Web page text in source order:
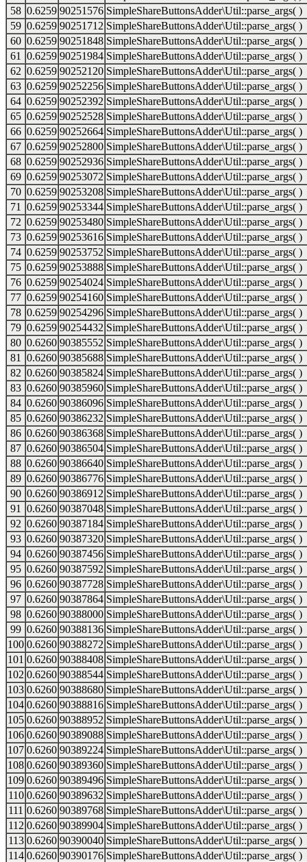
58 0.6259 90251576 SimpleShareButtonsAdder\Util::parse_args( )
59 0.6259 90251712 SimpleShareButtonsAdder\Util::parse_args( )
60 0.6259 90251848 SimpleShareButtonsAdder\Util::parse_args( )
61
0.6259 90251984 SimpleShareButtonsAdder\Util::parse_args( )
62 0.6259 90252120 SimpleShareButtonsAdder\Util::parse_args( )
63 0.6259 90252256 SimpleShareButtonsAdder\Util::parse_args( )
64 0.6259 90252392 SimpleShareButtonsAdder\Util::parse_args( )
65 0.6259 90252528 SimpleShareButtonsAdder\Util::parse_args( )
66 0.6259 90252664 SimpleShareButtonsAdder\Util::parse_args( )
67 0.6259 90252800 SimpleShareButtonsAdder\Util::parse_args( )
68 0.6259 90252936 SimpleShareButtonsAdder\Util::parse_args( )
69 0.6259 90253072 SimpleShareButtonsAdder\Util::parse_args( )
70 0.6259 90253208 SimpleShareButtonsAdder\Util::parse_args( )
71
0.6259 90253344 SimpleShareButtonsAdder\Util::parse_args( )
72 0.6259 90253480 SimpleShareButtonsAdder\Util::parse_args( )
73 0.6259 90253616 SimpleShareButtonsAdder\Util::parse_args( )
74 0.6259 90253752 SimpleShareButtonsAdder\Util::parse_args( )
75 0.6259 90253888 SimpleShareButtonsAdder\Util::parse_args( )
76 0.6259 90254024 SimpleShareButtonsAdder\Util::parse_args( )
77 0.6259 90254160 SimpleShareButtonsAdder\Util::parse_args( )
78 0.6259 90254296 SimpleShareButtonsAdder\Util::parse_args( )
79 0.6259 90254432 SimpleShareButtonsAdder\Util::parse_args( )
80 0.6260 90385552 SimpleShareButtonsAdder\Util::parse_args( )
81
0.6260 90385688 SimpleShareButtonsAdder\Util::parse_args( )
82 0.6260 90385824 SimpleShareButtonsAdder\Util::parse_args( )
83 0.6260 90385960 SimpleShareButtonsAdder\Util::parse_args( )
84 0.6260 90386096 SimpleShareButtonsAdder\Util::parse_args( )
85 0.6260 90386232 SimpleShareButtonsAdder\Util::parse_args( )
86 0.6260 90386368 SimpleShareButtonsAdder\Util::parse_args( )
87 0.6260 90386504 SimpleShareButtonsAdder\Util::parse_args( )
88 0.6260 90386640 SimpleShareButtonsAdder\Util::parse_args( )
89 0.6260 90386776 SimpleShareButtonsAdder\Util::parse_args( )
90 0.6260 90386912 SimpleShareButtonsAdder\Util::parse_args( )
91
0.6260 90387048 SimpleShareButtonsAdder\Util::parse_args( )
92 0.6260 90387184 SimpleShareButtonsAdder\Util::parse_args( )
93 0.6260 90387320 SimpleShareButtonsAdder\Util::parse_args( )
94 0.6260 90387456 SimpleShareButtonsAdder\Util::parse_args( )
95 0.6260 90387592 SimpleShareButtonsAdder\Util::parse_args( )
96 0.6260 90387728 SimpleShareButtonsAdder\Util::parse_args( )
97 0.6260 90387864 SimpleShareButtonsAdder\Util::parse_args( )
98 0.6260 90388000 SimpleShareButtonsAdder\Util::parse_args( )
99 0.6260 90388136 SimpleShareButtonsAdder\Util::parse_args( )
100 0.6260 90388272 SimpleShareButtonsAdder\Util::parse_args( )
101 0.6260 90388408 SimpleShareButtonsAdder\Util::parse_args( )
102 0.6260 90388544 SimpleShareButtonsAdder\Util::parse_args( )
103 0.6260 90388680 SimpleShareButtonsAdder\Util::parse_args( )
104 0.6260 90388816 SimpleShareButtonsAdder\Util::parse_args( )
105 0.6260 90388952 SimpleShareButtonsAdder\Util::parse_args( )
106 0.6260 90389088 SimpleShareButtonsAdder\Util::parse_args( )
107 0.6260 90389224 SimpleShareButtonsAdder\Util::parse_args( )
108 0.6260 90389360 SimpleShareButtonsAdder\Util::parse_args( )
109 0.6260 90389496 SimpleShareButtonsAdder\Util::parse_args( )
110 0.6260 90389632 SimpleShareButtonsAdder\Util::parse_args( )
111 0.6260 90389768 SimpleShareButtonsAdder\Util::parse_args( )
112 0.6260 90389904 SimpleShareButtonsAdder\Util::parse_args( )
113 0.6260 90390040 SimpleShareButtonsAdder\Util::parse_args( )
114 0.6260 90390176 SimpleShareButtonsAdder\Util::parse_args( )